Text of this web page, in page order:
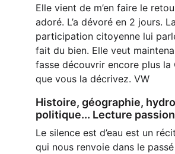
Elle vient de m’en faire le
adoré. L’a dévoré en 2 jours. La
participation citoyenne lui
fait du bien. Elle veut
fasse découvrir encore plus la
que vous la décrivez. VW
Histoire, géographie,
politique... Lecture
Le silence est d’eau est un
qui nous renvoie dans le